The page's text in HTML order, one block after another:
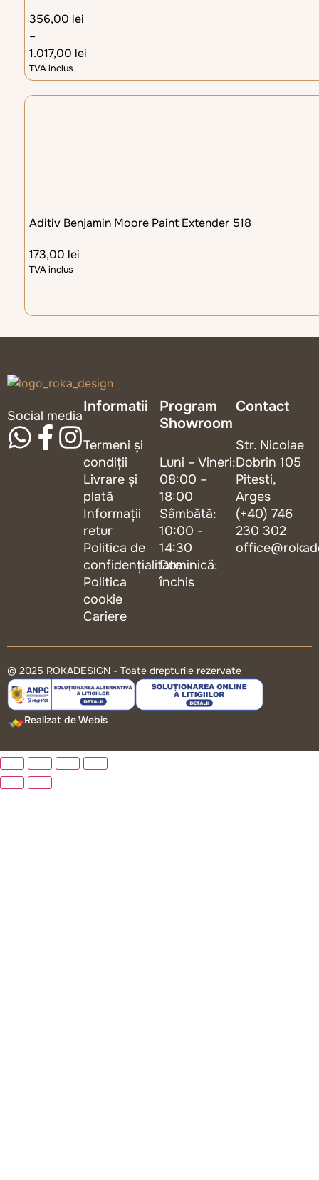
356,00 lei
–
1.017,00 lei
TVA inclus
Aditiv Benjamin Moore Paint Extender 518
173,00 lei
TVA inclus
logo_roka_design
Social media
Informatii
Termeni și
condiții
Livrare și
plată
Informații
retur
Politica de
confidențialitate
Politica
cookie
Cariere
Program
Showroom
Luni – Vineri:
08:00 –
18:00
Sâmbătă:
10:00 -
14:30
Duminică:
închis
Contact
Str. Nicolae
Dobrin 105
Pitesti,
Arges
(+40) 746
230 302
© 2025 ROKADESIGN - Toate drepturile rezervate
Realizat de Webis